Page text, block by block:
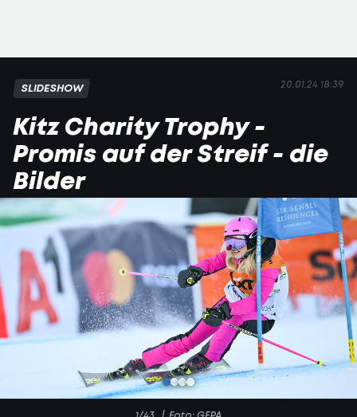
20.01.24 18:39
SLIDESHOW
Kitz Charity Trophy -
Promis auf der Streif - die
Bilder
1/43 Foto: GEPA